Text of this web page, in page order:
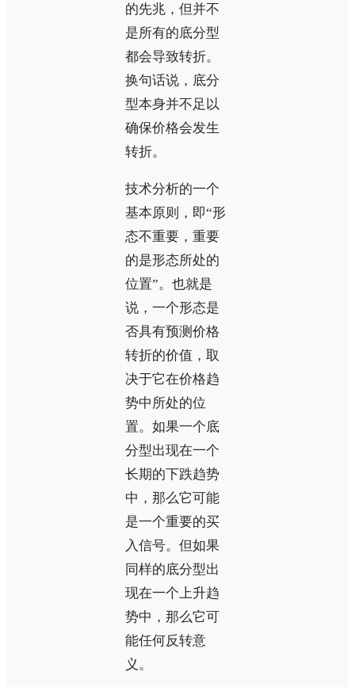
的先兆，但并不
是所有的底分型
都会导致转折。
换句话说，底分
型本身并不足以
确保价格会发生
转折。
技术分析的一个
基本原则，即“形
态不重要，重要
的是形态所处的
位置”。也就是
说，一个形态是
否具有预测价格
转折的价值，取
决于它在价格趋
势中所处的位
置。如果一个底
分型出现在一个
长期的下跌趋势
中，那么它可能
是一个重要的买
入信号。但如果
同样的底分型出
现在一个上升趋
势中，那么它可
能任何反转意
义。